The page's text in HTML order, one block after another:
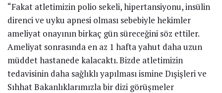
“Fakat atletimizin polio sekeli, hipertansiyonu, insülin
direnci ve uyku apnesi olması sebebiyle hekimler
ameliyat onayının birkaç gün süreceğini söz ettiler.
Ameliyat sonrasında en az 1 hafta yahut daha uzun
müddet hastanede kalacaktı. Bizde atletimizin
tedavisinin daha sağlıklı yapılması ismine Dışişleri ve
Sıhhat Bakanlıklarımızla bir dizi görüşmeler